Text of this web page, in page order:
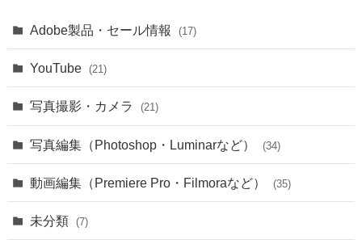
Adobe製品・セール情報 (17)
YouTube (21)
写真撮影・カメラ (21)
写真編集（Photoshop・Luminarなど） (34)
動画編集（Premiere Pro・Filmoraなど） (35)
未分類 (7)